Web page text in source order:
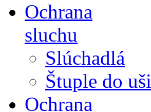
Ochrana
sluchu
Slúchadlá
Štuple do uši
Ochrana